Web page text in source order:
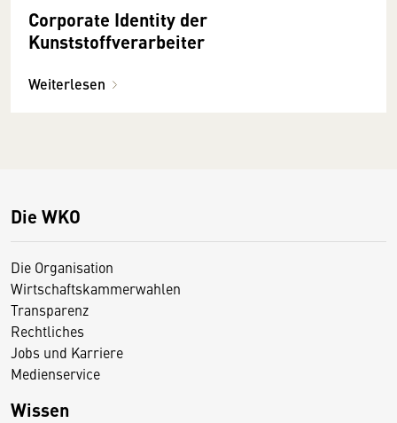
Corporate Identity der
Kunststoffverarbeiter
Weiterlesen
Die WKO
Die Organisation
Wirtschaftskammerwahlen
Transparenz
Rechtliches
Jobs und Karriere
Medienservice
Wissen